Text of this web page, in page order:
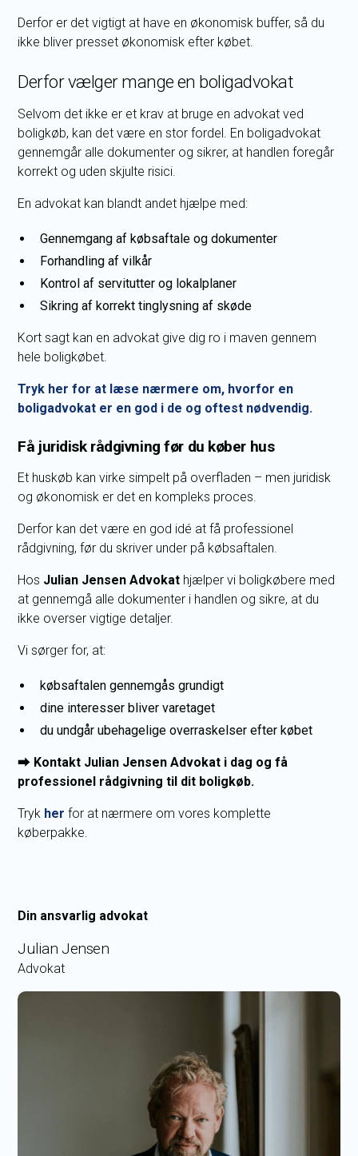
Din ansvarlig advokat
Julian Jensen
Advokat
Derfor er det vigtigt at have en økonomisk buffer, så du
ikke bliver presset økonomisk efter købet.
Derfor vælger mange en boligadvokat
Selvom det ikke er et krav at bruge en advokat ved
boligkøb, kan det være en stor fordel. En boligadvokat
gennemgår alle dokumenter og sikrer, at handlen foregår
korrekt og uden skjulte risici.
En advokat kan blandt andet hjælpe med:
Gennemgang af købsaftale og dokumenter
Forhandling af vilkår
Kontrol af servitutter og lokalplaner
Sikring af korrekt tinglysning af skøde
Kort sagt kan en advokat give dig ro i maven gennem
hele boligkøbet.
Tryk her for at læse nærmere om, hvorfor en
boligadvokat er en god i de og oftest nødvendig.
Få juridisk rådgivning før du køber hus
Et huskøb kan virke simpelt på overfladen – men juridisk
og økonomisk er det en kompleks proces.
Derfor kan det være en god idé at få professionel
rådgivning, før du skriver under på købsaftalen.
Hos Julian Jensen Advokat hjælper vi boligkøbere med
at gennemgå alle dokumenter i handlen og sikre, at du
ikke overser vigtige detaljer.
Vi sørger for, at:
købsaftalen gennemgås grundigt
dine interesser bliver varetaget
du undgår ubehagelige overraskelser efter købet
⮕ Kontakt Julian Jensen Advokat i dag og få
professionel rådgivning til dit boligkøb.
Tryk herfor at nærmere om vores komplette
køberpakke.